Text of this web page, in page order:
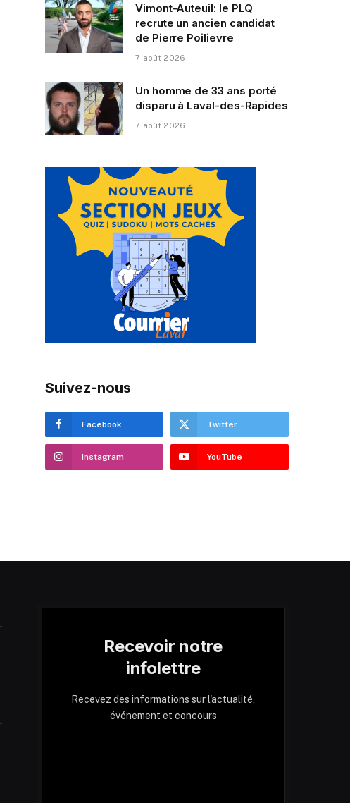
Vimont-Auteuil: le PLQ
recrute un ancien candidat
de Pierre Poilievre
7 août 2026
Un homme de 33 ans porté
disparu à Laval-des-Rapides
7 août 2026
Suivez-nous
Facebook Twitter
Instagram YouTube
Recevoir notre
infolettre
Recevez des informations sur l'actualité,
événement et concours